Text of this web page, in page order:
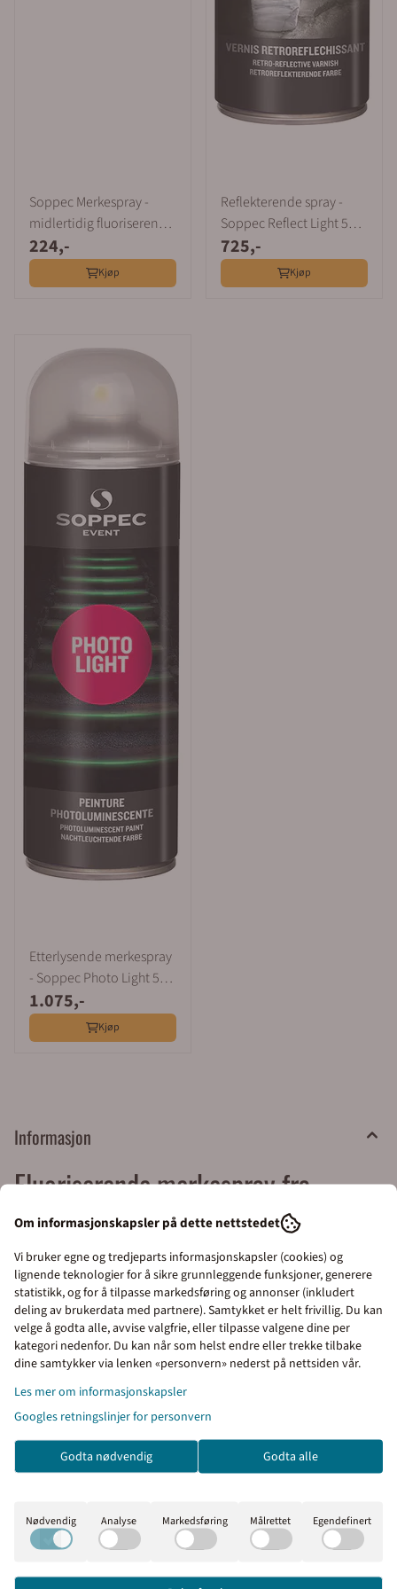
Soppec Merkespray -
midlertidig fluoriserende
krittspray
224,-
Kjøp
Reflekterende spray -
Soppec Reflect Light 500
ml
725,-
Kjøp
Etterlysende merkespray
- Soppec Photo Light 500
ml
1.075,-
Kjøp
Informasjon
Fluoriserende merkespray fra
Soppec – Tydelig markering for
proffbruk
Fluoriserende merkespray i flere farger som kan brukes på
betong, asfalt, gress, grus, sand og treverk. Soppec S Mark
fluoriserende merkespray er enkel i bruk, og har samme farge
på lokket som på sprayfargen.
Denne merkesprayen egner seg også til midlertidig
oppmerking av utendørs messeområder. Den kan også
brukes i forbindelse med oppmerking av områder på
festivaler og sportsarrangement.
Ekstremt god synlighet også i mørket
Hurtigtørkende ca 10 minutter
Lang rekkevidde ca 55 m (2 cm bredde)
Priser inkl. eller ekskl.
mva
I denne butikken kan du
velge om du vil se prisene
med eller uten moms.
Om informasjonskapsler på dette nettstedet
Vi bruker egne og tredjeparts informasjonskapsler (cookies) og
lignende teknologier for å sikre grunnleggende funksjoner, generere
statistikk, og for å tilpasse markedsføring og annonser (inkludert
deling av brukerdata med partnere). Samtykket er helt frivillig. Du kan
velge å godta alle, avvise valgfrie, eller tilpasse valgene dine per
kategori nedenfor. Du kan når som helst endre eller trekke tilbake
dine samtykker via lenken «personvern» nederst på nettsiden vår.
Les mer om informasjonskapsler
Googles retningslinjer for personvern
Godta nødvendig Godta alle
Nødvendig Analyse Markedsføring Målrettet Egendefinert